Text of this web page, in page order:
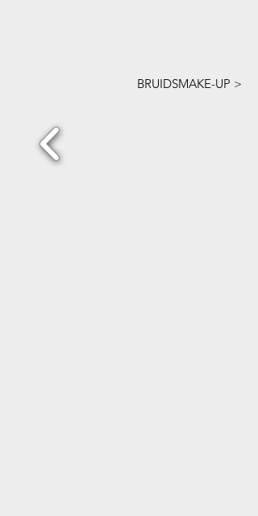
BRUIDSMAKE-UP >